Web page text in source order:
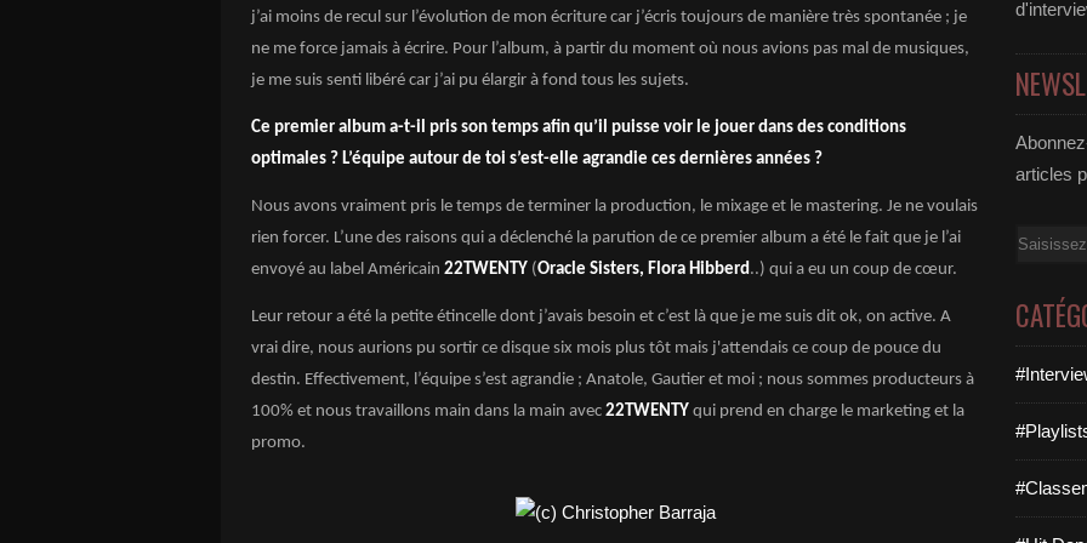
j’ai moins de recul sur l’évolution de mon écriture car j’écris toujours de manière très spontanée ; je
ne me force jamais à écrire. Pour l’album, à partir du moment où nous avions pas mal de musiques,
je me suis senti libéré car j’ai pu élargir à fond tous les sujets.
Ce premier album a-t-il pris son temps afin qu’il puisse voir le jouer dans des conditions
optimales ? L’équipe autour de toi s’est-elle agrandie ces dernières années ?
Nous avons vraiment pris le temps de terminer la production, le mixage et le mastering. Je ne voulais
rien forcer. L’une des raisons qui a déclenché la parution de ce premier album a été le fait que je l’ai
envoyé au label Américain 22TWENTY (Oracle Sisters, Flora Hibberd..) qui a eu un coup de cœur.
Leur retour a été la petite étincelle dont j’avais besoin et c’est là que je me suis dit ok, on active. A
vrai dire, nous aurions pu sortir ce disque six mois plus tôt mais j'attendais ce coup de pouce du
destin. Effectivement, l’équipe s’est agrandie ; Anatole, Gautier et moi ; nous sommes producteurs à
100% et nous travaillons main dans la main avec 22TWENTY qui prend en charge le marketing et la
promo.
articles
Email